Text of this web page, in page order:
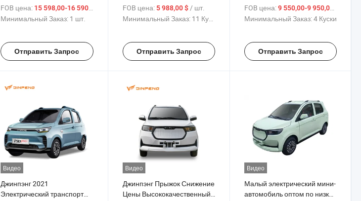
Грузовик Электрический
Грузовик Jinpeng G32
FOB цена: 15 598,00-16 590,00 $
Минимальный Заказ: 1 шт.
Отправить Запрос
автомобиль Малый
электромобиль Jinpeng Uni
FOB цена: 5 988,00 $/ шт.
Минимальный Заказ: 11 Куски
Отправить Запрос
кондиционером
FOB цена: 9 550,00-9 950,00 $
Минимальный Заказ:4 Куски
Отправить Запрос
Видео
Джинпэнг 2021
Электрический транспорт
Видео
Джинпэнг Прыжок Снижение
Цены Высококачественный
Видео
Малый электрический мини-
автомобиль оптом по низкой